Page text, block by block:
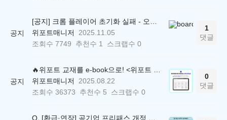
공지
위포트매니저
2025.11.05
조회수 7749 추천수 1 스크랩수 0
1
댓글
공지
위포트매니저
2025.08.22
조회수 36373 추천수 5 스크랩수 0
0
댓글